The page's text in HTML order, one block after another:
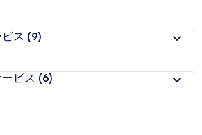
ス (9)
ビス (6)